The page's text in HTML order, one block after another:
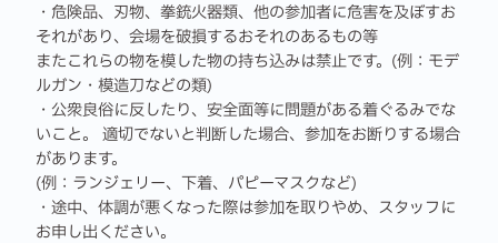
・危険品、刃物、拳銃火器類、他の参加者に危害を及ぼすお
それがあり、会場を破損するおそれのあるもの等
またこれらの物を模した物の持ち込みは禁止です。(例：モデ
ルガン・模造刀などの類)
・公衆良俗に反したり、安全面等に問題がある着ぐるみでな
いこと。 適切でないと判断した場合、参加をお断りする場合
があります。
(例：ランジェリー、下着、パピーマスクなど)
・途中、体調が悪くなった際は参加を取りやめ、スタッフに
お申し出ください。